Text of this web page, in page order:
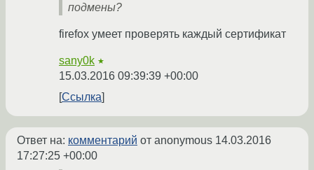
подмены?
firefox умеет проверять каждый сертификат
sany0k ★
15.03.2016 09:39:39 +00:00
Ссылка
Ответ на: комментарий от anonymous 14.03.2016
17:27:25 +00:00